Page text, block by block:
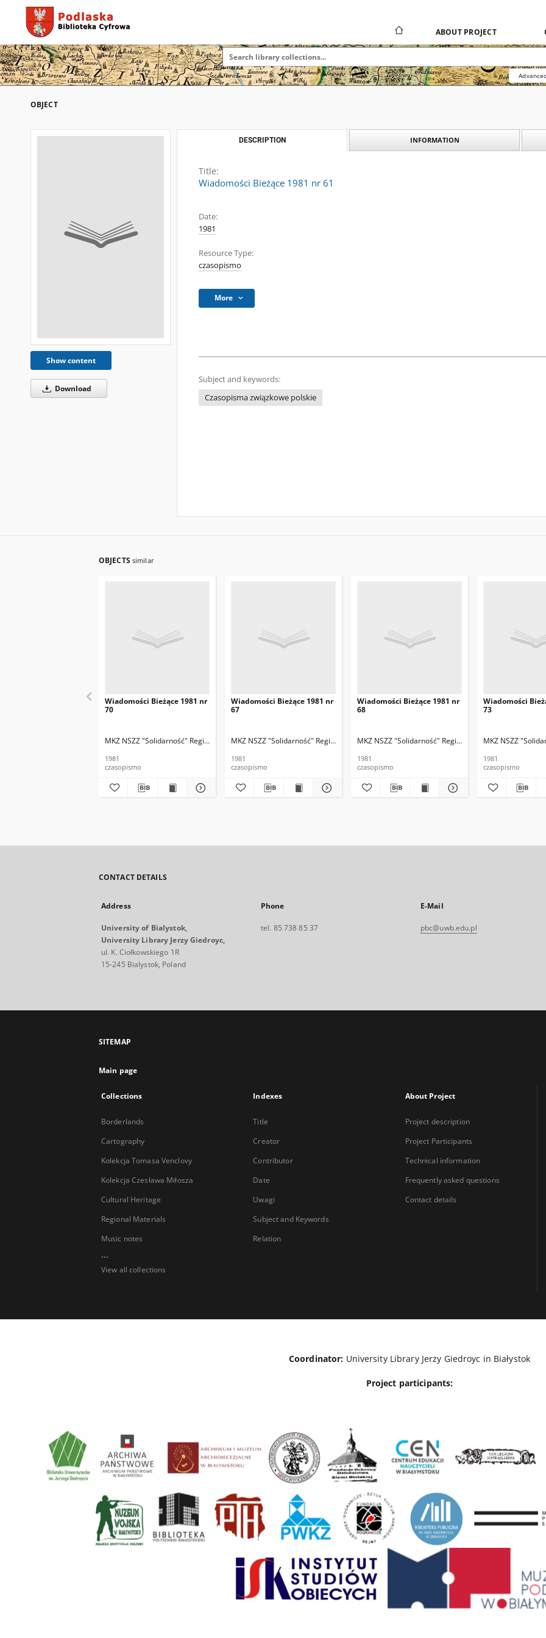
ABOUT PROJECT
OBJECT
Show content
Download
DESCRIPTION INFORMATION
Title:
Wiadomości Bieżące 1981 nr 61
Date:
1981
Resource Type:
czasopismo
More
Subject and keywords:
Czasopisma związkowe polskie
OBJECTS similar
Wiadomości Bieżące 1981 nr
70
MKZ NSZZ "Solidarność" Region Białystok
1981
czasopismo
Wiadomości Bieżące 1981 nr
67
MKZ NSZZ "Solidarność" Region Białystok
1981
czasopismo
Wiadomości Bieżące 1981 nr
68
MKZ NSZZ "Solidarność" Region Białystok
1981
czasopismo
Wiadomości
73
MKZ NSZZ
1981
czasopismo
CONTACT DETAILS
Address
University of Bialystok,
University Library Jerzy Giedroyc,
ul. K. Ciołkowskiego 1R
15-245 Bialystok, Poland
Phone
tel. 85 738 85 37
E-Mail
pbc@uwb.edu.pl
SITEMAP
Main page
Collections
Borderlands
Cartography
Kolekcja Tomasa Venclovy
Kolekcja Czesława Miłosza
Cultural Heritage
Regional Materials
Music notes
...
View all collections
Indexes
Title
Creator
Contributor
Date
Uwagi
Subject and Keywords
Relation
About Project
Project description
Project Participants
Technical information
Frequently asked questions
Contact details
Coordinator: University Library Jerzy Giedroyc in Białystok
Project participants: